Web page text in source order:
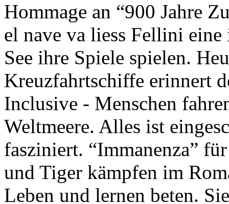
Hommage an “900 Jahre
el nave va liess Fellini
See ihre Spiele spielen.
Kreuzfahrtschiffe erinnert
Inclusive - Menschen
Weltmeere. Alles ist
fasziniert. “Immanenza”
und Tiger kämpfen im
Leben und lernen beten.